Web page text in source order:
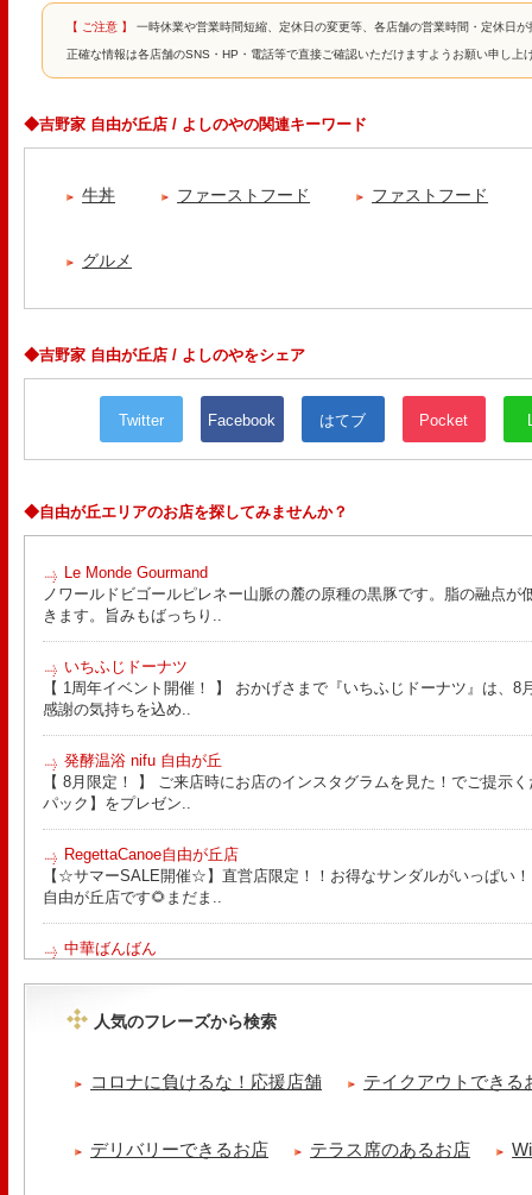
【 ご注意 】 一時休業や営業時間短縮、定休日の変更等、各店舗の営業時間・定休日
正確な情報は各店舗のSNS・HP・電話等で直接ご確認いただけますようお願い申し上
◆吉野家 自由が丘店 / よしのやの関連キーワード
牛丼 ファーストフード ファストフード
グルメ
◆吉野家 自由が丘店 / よしのやをシェア
Twitter Facebook はてブ Pocket
◆自由が丘エリアのお店を探してみませんか？
Le Monde Gourmand
ノワールドビゴールピレネー山脈の麓の原種の黒豚です。脂の融点が
きます。旨みもばっちり..
いちふじドーナツ
【 1周年イベント開催！ 】 おかげさまで『いちふじドーナツ』は、8
感謝の気持ちを込め..
発酵温浴 nifu 自由が丘
【 8月限定！ 】 ご来店時にお店のインスタグラムを見た！でご提示
パック】をプレゼン..
RegettaCanoe自由が丘店
【☆サマーSALE開催☆】直営店限定！！お得なサンダルがいっぱい
自由が丘店です🌻まだま..
中華ばんばん
ッコラサラダをそえて)手..
【 よもぎ蒸しやリラクゼーション専門の顧問契約 】 冷え性改善協会
人気のフレーズから検索
コロナに負けるな！応援店舗 テイクアウトできる
デリバリーできるお店 テラス席のあるお店